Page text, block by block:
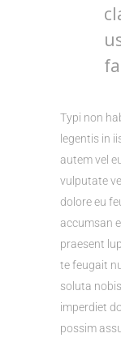
Typi non
legentis in
autem vel
vulputate
dolore eu
accumsan
praesent
te feugait
soluta
imperdiet
possim